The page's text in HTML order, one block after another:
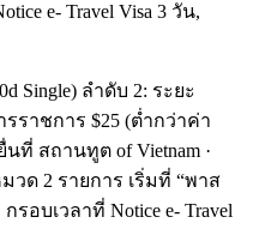
e- Travel Visa 3 วัน,
Single) ลำดับ 2: ระยะ
ราชการ $25 (ต่ำกว่าค่า
ที่ สถานทูต of Vietnam ·
วด 2 รายการ เริ่มที่ “พาส
รอบเวลาที่ Notice e- Travel